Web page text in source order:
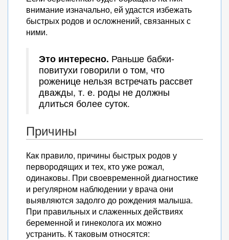
внимание изначально, ей удастся избежать
быстрых родов и осложнений, связанных с
ними.
Это интересно. Раньше бабки-
повитухи говорили о том, что
роженице нельзя встречать рассвет
дважды, т. е. роды не должны
длиться более суток.
Причины
Как правило, причины быстрых родов у
первородящих и тех, кто уже рожал,
одинаковы. При своевременной диагностике
и регулярном наблюдении у врача они
выявляются задолго до рождения малыша.
При правильных и слаженных действиях
беременной и гинеколога их можно
устранить. К таковым относятся: